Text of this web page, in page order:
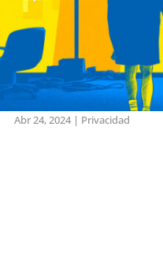
Abr 24, 2024| Privacidad